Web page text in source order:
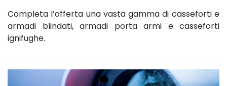
Completa l’offerta una vasta gamma di casseforti e
armadi blindati, armadi porta armi e casseforti
ignifughe.